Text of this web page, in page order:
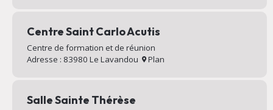
Centre Saint Carlo Acutis
Centre de formation et de réunion
Adresse : 83980 Le Lavandou
Plan
Salle Sainte Thérèse